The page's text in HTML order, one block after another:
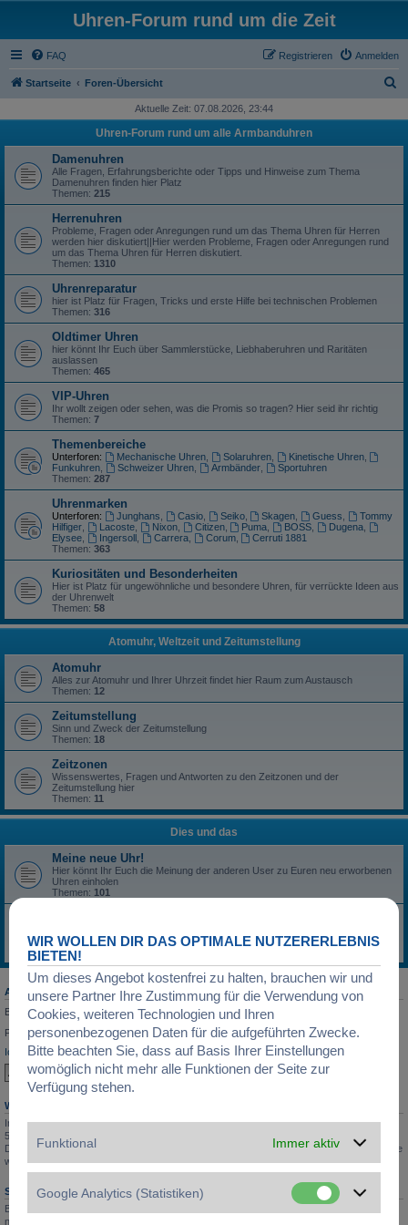
Uhren-Forum rund um die Zeit
FAQ Anmelden
Registrieren
Startseite Foren-Übersicht
h
Aktuelle Zeit: 07.08.2026, 23:44
Uhren-Forum rund um alle Armbanduhren
Damenuhren
Alle Fragen, Erfahrungsberichte oder Tipps und Hinweise zum Thema
Damenuhren finden hier Platz
Themen: 215
Herrenuhren
Probleme, Fragen oder Anregungen rund um das Thema Uhren für Herren
werden hier diskutiert||Hier werden Probleme, Fragen oder Anregungen rund
um das Thema Uhren für Herren diskutiert.
Themen: 1310
Uhrenreparatur
hier ist Platz für Fragen, Tricks und erste Hilfe bei technischen Problemen
Themen: 316
Oldtimer Uhren
hier könnt Ihr Euch über Sammlerstücke, Liebhaberuhren und Raritäten
auslassen
Themen: 465
VIP-Uhren
Ihr wollt zeigen oder sehen, was die Promis so tragen? Hier seid ihr richtig
Themen: 7
Themenbereiche
Unterforen: Mechanische Uhren, Solaruhren, Kinetische Uhren,
Funkuhren
Schweizer Uhren, Armbänder,
Sportuhren
Themen: 287
Uhrenmarken
Unterforen: Junghans Casio, Seiko, Skagen Guess
Tommy
Hilfiger
Lacoste, Nixon, Citizen, Puma BOSS Dugena
Elysee
Ingersoll, Carrera, Corum,
Cerruti 1881
Themen: 363
Kuriositäten und Besonderheiten
Hier ist Platz für ungewöhnliche und besondere Uhren, für verrückte Ideen aus
der Uhrenwelt
Themen: 58
Atomuhr, Weltzeit und Zeitumstellung
Atomuhr
Alles zur Atomuhr und Ihrer Uhrzeit findet hier Raum zum Austausch
Themen: 12
Zeitumstellung
Sinn und Zweck der Zeitumstellung
Themen: 18
Zeitzonen
Wissenswertes, Fragen und Antworten zu den Zeitzonen und der
Zeitumstellung hier
Themen: 11
Dies und das
Meine neue Uhr!
Hier könnt Ihr Euch die Meinung der anderen User zu Euren neu erworbenen
Uhren einholen
Themen: 101
Fachfragen: Hier ist für alles Platz
Themen:
ANMELDEN•REGISTRIEREN
Benutzername:
Passwort:
Ich habe mein Passwort vergessen
Angemeldet bleiben
WER IST ONLINE?
Insgesamt sind525Besucher online :: 2 sichtbare Mitglieder, 0 unsichtbare Mitglieder und
523 Gäste (basierend auf den aktiven Besuchern der letzten 5 Minuten)
Der Besucherrekord liegt bei
Besuchern, die am 05.05.2026, 04:05 gleichzeitig online
waren.
STATISTIK
Beiträge insgesamt
neuestes Mitglied:
WIR WOLLEN DIR DAS OPTIMALE NUTZERERLEBNIS
BIETEN!
Um dieses Angebot kostenfrei zu halten, brauchen wir und
unsere Partner Ihre Zustimmung für die Verwendung von
Cookies, weiteren Technologien und Ihren
personenbezogenen Daten für die aufgeführten Zwecke.
Bitte beachten Sie, dass auf Basis Ihrer Einstellungen
womöglich nicht mehr alle Funktionen der Seite zur
Verfügung stehen.
Funktional Immer aktiv
Google Analytics (Statistiken)